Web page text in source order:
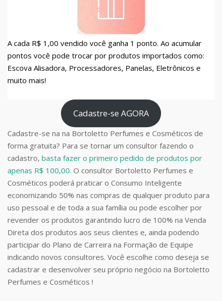
A cada R$ 1,00 vendido você ganha 1 ponto. Ao acumular
pontos você pode trocar por produtos importados como:
Escova Alisadora, Processadores, Panelas, Eletrônicos e
muito mais!
Cadastre-se AGORA
Cadastre-se na na Bortoletto Perfumes e Cosméticos de
forma gratuita? Para se tornar um consultor fazendo o
cadastro, basta fazer o primeiro pedido de produtos por
apenas R$ 100,00. O consultor Bortoletto Perfumes e
Cosméticos poderá praticar o Consumo Inteligente
economizando 50% nas compras de qualquer produto para
uso pessoal e de toda a sua família ou pode escolher por
revender os produtos garantindo lucro de 100% na Venda
Direta dos produtos aos seus clientes e, ainda podendo
participar do Plano de Carreira na Formação de Equipe
indicando novos consultores. Você escolhe como deseja se
cadastrar e desenvolver seu próprio negócio na Bortoletto
Perfumes e Cosméticos !